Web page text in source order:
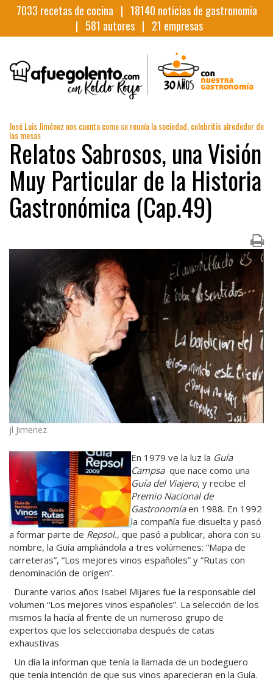
7033 recetas de cocina | 18140 noticias de gastronomia
| 581 autores | 21 empresas
José Luis Jiménez nos cuenta como se reunía la sociedad, celebritis alrededor de
las mesas
Relatos Sabrosos, una Visión
Muy Particular de la Historia
Gastronómica (Cap.49)
jl Jimenez
En 1979 ve la luz la Guía
Campsa que nace como una
Guía del Viajero, y recibe el
Premio Nacional de
Gastronomíaen 1988. En 1992
la compañía fue disuelta y pasó
a formar parte de Repsol., que pasó a publicar, ahora con su
nombre, la Guía ampliándola a tres volúmenes: “Mapa de
carreteras”, “Los mejores vinos españoles” y “Rutas con
denominación de origen”.
Durante varios años Isabel Mijares fue la responsable del
volumen “Los mejores vinos españoles”. La selección de los
mismos la hacía al frente de un numeroso grupo de
expertos que los seleccionaba después de catas
exhaustivas
Un día la informan que tenía la llamada de un bodeguero
que tenía intención de que sus vinos aparecieran en la Guía.